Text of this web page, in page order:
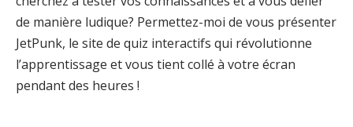
de manière ludique? Permettez-moi de vous présenter
JetPunk, le site de quiz interactifs qui révolutionne
l’apprentissage et vous tient collé à votre écran
pendant des heures !